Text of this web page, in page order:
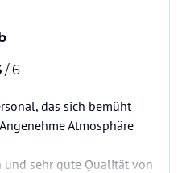
/ 6
das sich bemüht
Atmosphäre
und sehr gute Qualität von